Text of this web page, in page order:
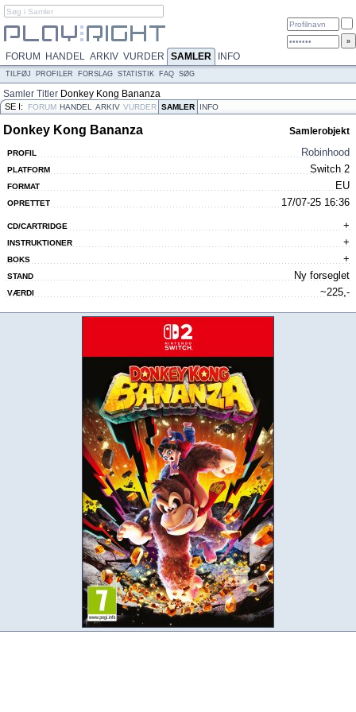
FORUM HANDEL ARKIV VURDER SAMLER INFO
TILFØJ PROFILER FORSLAG STATISTIK FAQ SØG
Samler Titler Donkey Kong Bananza
SE I: FORUM HANDEL ARKIV VURDER SAMLER INFO
Donkey Kong Bananza Samlerobjekt
PROFIL Robinhood
PLATFORM Switch 2
FORMAT EU
OPRETTET 17/07-25 16:36
CD/CARTRIDGE +
INSTRUKTIONER +
BOKS +
STAND Ny forseglet
VÆRDI ~225,-